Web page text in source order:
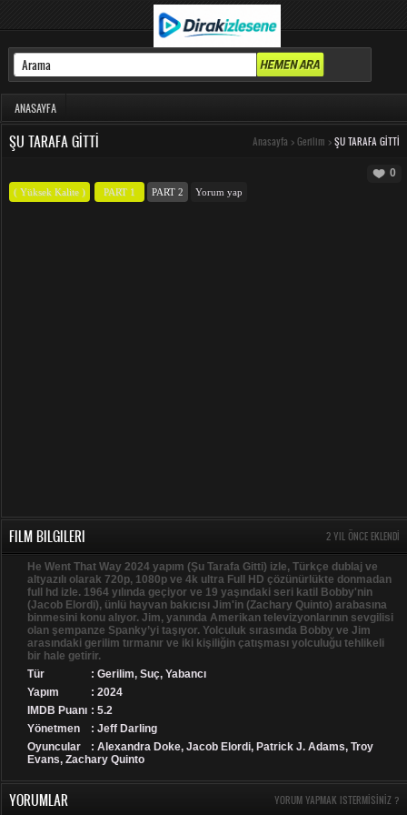
ANASAYFA
ŞU TARAFA GITTI Anasayfa > Gerilim > ŞU TARAFA GITTI
0
( Yüksek Kalite ) PART 1 PART 2 Yorum yap
FILM BILGILERI 2 YIL ÖNCE EKLENDI
He Went That Way 2024 yapım (Şu Tarafa Gitti) izle, Türkçe dublaj ve
altyazılı olarak 720p, 1080p ve 4k ultra Full HD çözünürlükte donmadan
full hd izle. 1964 yılında geçiyor ve 19 yaşındaki seri katil Bobby'nin
(Jacob Elordi), ünlü hayvan bakıcısı Jim'in (Zachary Quinto) arabasına
binmesini konu alıyor. Jim, yanında Amerikan televizyonlarının sevgilisi
olan şempanze Spanky’yi taşıyor. Yolculuk sırasında Bobby ve Jim
arasındaki gerilim tırmanır ve iki kişiliğin çatışması yolculuğu tehlikeli
bir hale getirir.
Tür
: Gerilim, Suç, Yabancı
Yapım
: 2024
IMDB Puanı : 5.2
Yönetmen
: Jeff Darling
Oyuncular
: Alexandra Doke, Jacob Elordi, Patrick J. Adams, Troy
Evans, Zachary Quinto
YORUMLAR YORUM YAPMAK ISTERMISINIZ ?